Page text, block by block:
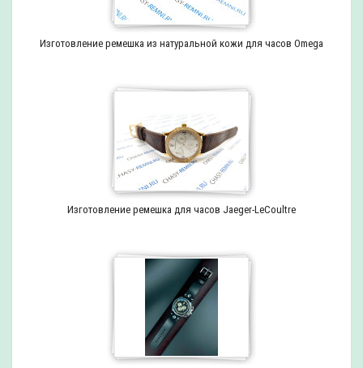
Изготовление ремешка из натуральной кожи для часов Omega
Изготовление ремешка для часов Jaeger-LeCoultre